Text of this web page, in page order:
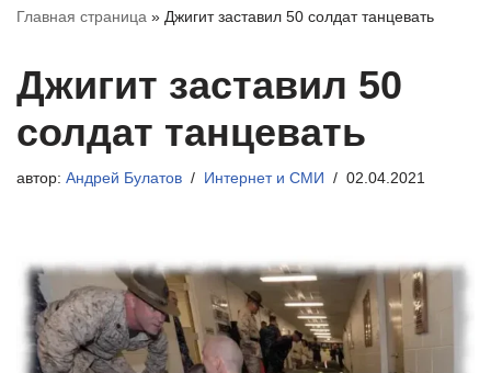
Главная страница » Джигит заставил 50 солдат танцевать
Джигит заставил 50
солдат танцевать
автор: Андрей Булатов Интернет и СМИ 02.04.2021